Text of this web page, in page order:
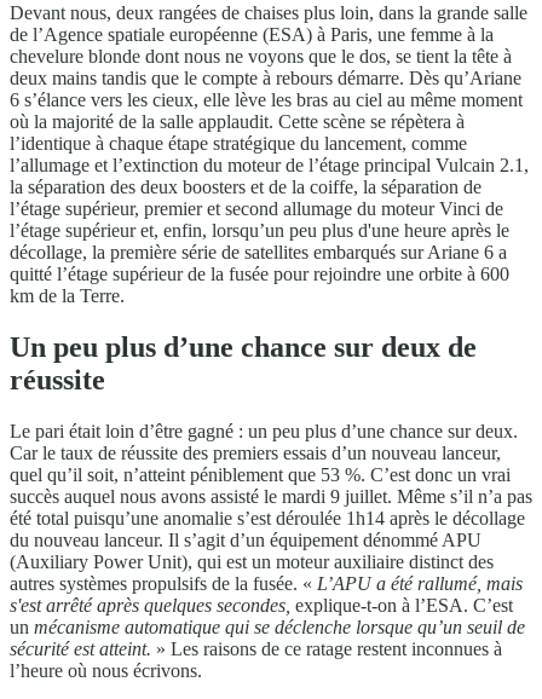
Devant nous, deux rangées de chaises plus loin, dans la grande salle
de l’Agence spatiale européenne (ESA) à Paris, une femme à la
chevelure blonde dont nous ne voyons que le dos, se tient la tête à
deux mains tandis que le compte à rebours démarre. Dès qu’Ariane
6 s’élance vers les cieux, elle lève les bras au ciel au même moment
où la majorité de la salle applaudit. Cette scène se répètera à
l’identique à chaque étape stratégique du lancement, comme
l’allumage et l’extinction du moteur de l’étage principal Vulcain 2.1,
la séparation des deux boosters et de la coiffe, la séparation de
l’étage supérieur, premier et second allumage du moteur Vinci de
l’étage supérieur et, enfin, lorsqu’un peu plus d'une heure après le
décollage, la première série de satellites embarqués sur Ariane 6 a
quitté l’étage supérieur de la fusée pour rejoindre une orbite à 600
km de la Terre.
Un peu plus d’une chance sur deux de
réussite
Le pari était loin d’être gagné : un peu plus d’une chance sur deux.
Car le taux de réussite des premiers essais d’un nouveau lanceur,
quel qu’il soit, n’atteint péniblement que 53 %. C’est donc un vrai
succès auquel nous avons assisté le mardi 9 juillet. Même s’il n’a pas
été total puisqu’une anomalie s’est déroulée 1h14 après le décollage
du nouveau lanceur. Il s’agit d’un équipement dénommé APU
(Auxiliary Power Unit), qui est un moteur auxiliaire distinct des
autres systèmes propulsifs de la fusée. « L’APU a été rallumé, mais
s'est arrêté après quelques secondes explique-t-on à l’ESA. C’est
un mécanisme automatique qui se déclenche lorsque qu’un seuil de
sécurité est atteint. » Les raisons de ce ratage restent inconnues à
l’heure où nous écrivons.